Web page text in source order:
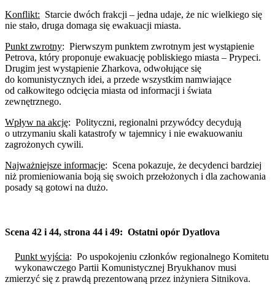
Konflikt: Starcie dwóch frakcji – jedna udaje, że nic wielkiego się
nie stało, druga domaga się ewakuacji miasta.
Punkt zwrotny: Pierwszym punktem zwrotnym jest wystąpienie
Petrova, który proponuje ewakuację pobliskiego miasta – Prypeci.
Drugim jest wystąpienie Zharkova, odwołujące się
do komunistycznych idei, a przede wszystkim namwiające
od całkowitego odcięcia miasta od informacji i świata
zewnętrznego.
Wpływ na akcję: Polityczni, regionalni przywódcy decydują
o utrzymaniu skali katastrofy w tajemnicy i nie ewakuowaniu
zagrożonych cywili.
Najważniejsze informacje: Scena pokazuje, że decydenci bardziej
niż promieniowania boją się swoich przełożonych i dla zachowania
posady są gotowi na dużo.
Scena 42 i 44, strona 44 i 49: Ostatni opór Dyatlova
Punkt wyjścia: Po uspokojeniu członków regionalnego Komitetu
wykonawczego Partii Komunistycznej Bryukhanov musi
zmierzyć się z prawdą prezentowaną przez inżyniera Sitnikova.